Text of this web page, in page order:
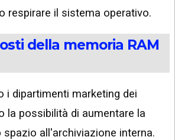
respirare il sistema operativo.
della memoria RAM
i dipartimenti marketing dei
la possibilità di aumentare la
spazio all'archiviazione interna.